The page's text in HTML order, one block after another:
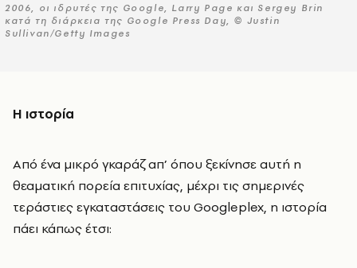
2006, οι ιδρυτές της Google, Larry Page και Sergey Brin
κατά τη διάρκεια της Google Press Day, © Justin
Sullivan/Getty Images
Η ιστορία
Από ένα μικρό γκαράζ απ’ όπου ξεκίνησε αυτή η
θεαματική πορεία επιτυχίας, μέχρι τις σημερινές
τεράστιες εγκαταστάσεις του Googleplex, η ιστορία
πάει κάπως έτσι: